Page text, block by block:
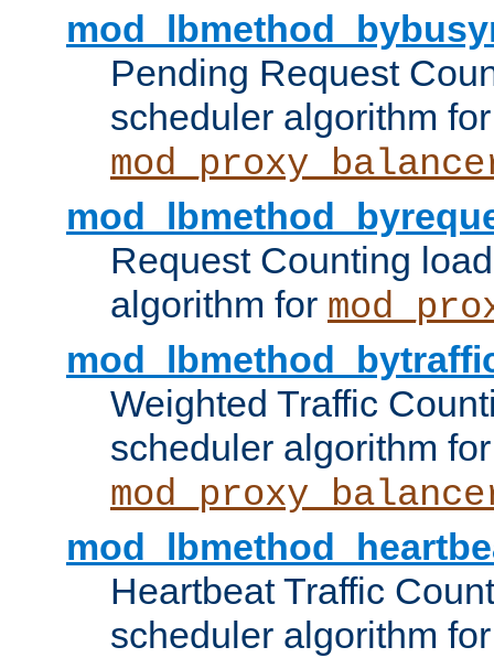
Pending Request
scheduler algorithm for
Request Counting
algorithm for
Weighted Traffic
scheduler algorithm for
Heartbeat Traffic
scheduler algorithm for